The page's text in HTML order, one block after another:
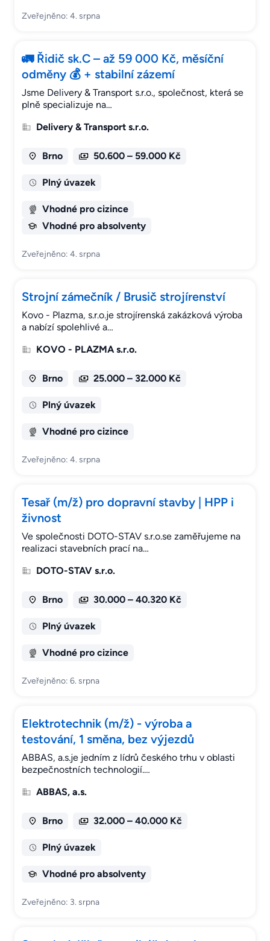
Zveřejněno: 4. srpna
🚛 Řidič sk.C – až 59 000 Kč, měsíční
odměny 💰 + stabilní zázemí
Jsme Delivery & Transport s.r.o., společnost, která se
plně specializuje na…
Delivery & Transport s.r.o.
Brno 50.600 – 59.000 Kč
Plný úvazek
Vhodné pro cizince
Vhodné pro absolventy
Zveřejněno: 4. srpna
Strojní zámečník / Brusič strojírenství
Kovo - Plazma, s.r.o.je strojírenská zakázková výroba
a nabízí spolehlivé a…
KOVO - PLAZMA s.r.o.
Brno 25.000 – 32.000 Kč
Plný úvazek
Vhodné pro cizince
Zveřejněno: 4. srpna
Tesař (m/ž) pro dopravní stavby | HPP i
živnost
Ve společnosti DOTO-STAV s.r.o.se zaměřujeme na
realizaci stavebních prací na…
DOTO-STAV s.r.o.
Brno 30.000 – 40.320 Kč
Plný úvazek
Vhodné pro cizince
Zveřejněno: 6. srpna
Elektrotechnik (m/ž) - výroba a
testování, 1 směna, bez výjezdů
ABBAS, a.s.je jedním z lídrů českého trhu v oblasti
bezpečnostních technologií.…
ABBAS, a.s.
Brno 32.000 – 40.000 Kč
Plný úvazek
Vhodné pro absolventy
Zveřejněno: 3. srpna